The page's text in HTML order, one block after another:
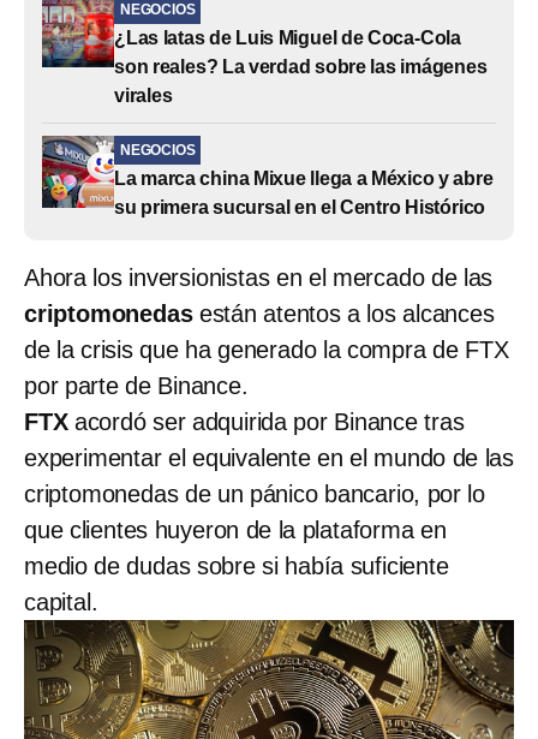
NEGOCIOS
¿Las latas de Luis Miguel de Coca-Cola
son reales? La verdad sobre las imágenes
virales
NEGOCIOS
La marca china Mixue llega a México y abre
su primera sucursal en el Centro Histórico
Ahora los inversionistas en el mercado de las
criptomonedasestán atentos a los alcances
de la crisis que ha generado la compra de FTX
por parte de Binance.
FTXacordó ser adquirida por Binance tras
experimentar el equivalente en el mundo de las
criptomonedas de un pánico bancario, por lo
que clientes huyeron de la plataforma en
medio de dudas sobre si había suficiente
capital.